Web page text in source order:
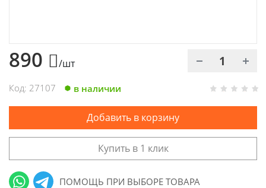
890 /шт
Код: 27107 в наличии
Добавить в корзину
Купить в 1 клик
ПОМОЩЬ ПРИ ВЫБОРЕ ТОВАРА